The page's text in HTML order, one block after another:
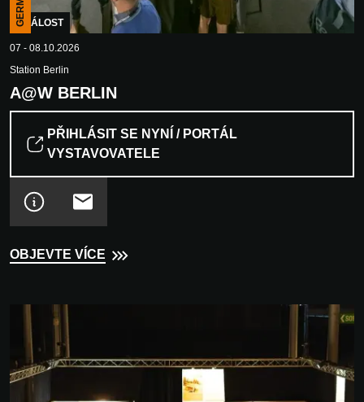
UDÁLOST
07 - 08.10.2026
Station Berlin
A@W BERLIN
PŘIHLÁSIT SE NYNÍ / PORTÁL
VYSTAVOVATELE
OBJEVTE VÍCE